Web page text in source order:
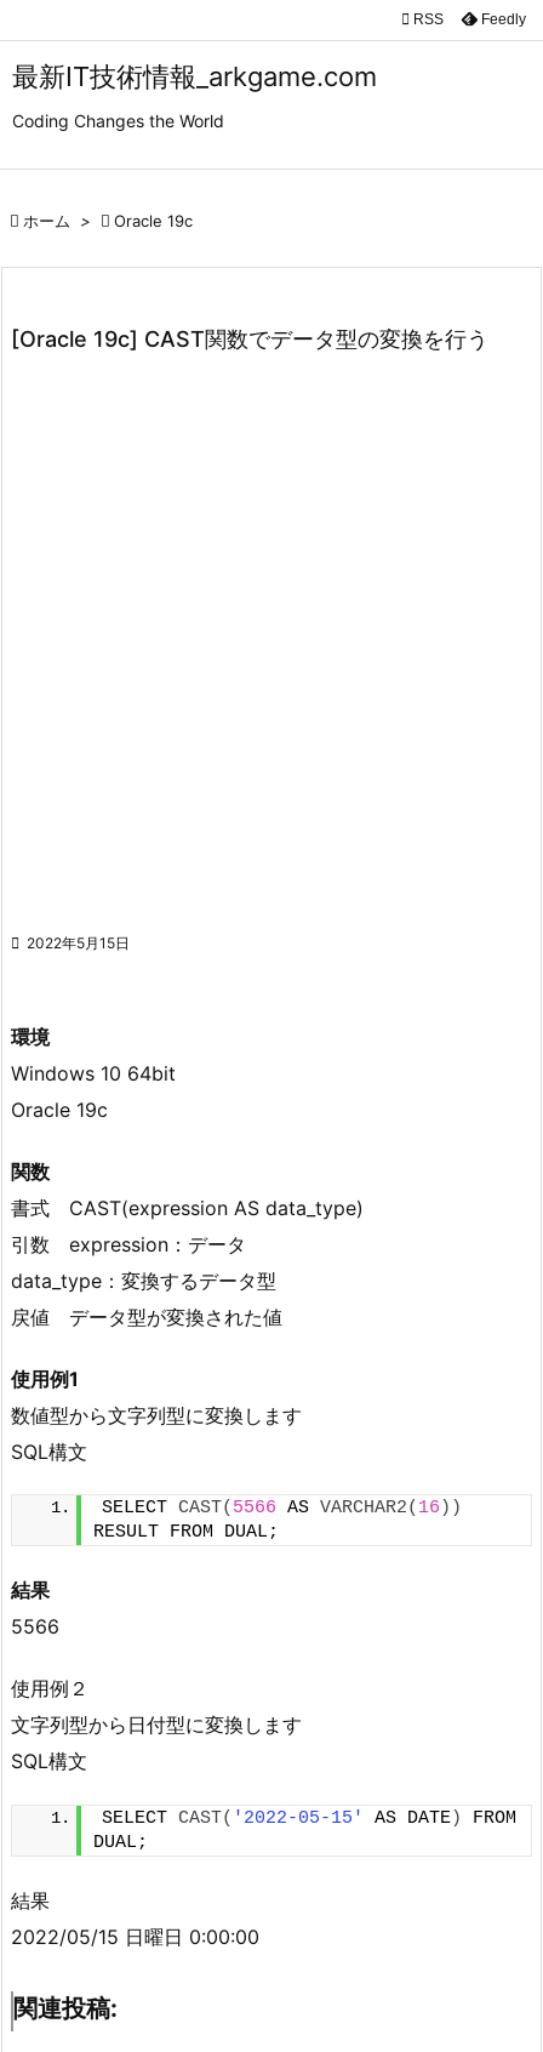
最新IT技術情報_arkgame.com
Coding Changes the World


 RSS Feedly
 ホーム >  Oracle 19c
[Oracle 19c] CAST関数でデータ型の変換を行う
 2022年5月15日
環境
Windows 10 64bit
Oracle 19c
関数
書式 CAST(expression AS data_type)
引数 expression：データ
data_type：変換するデータ型
戻値 データ型が変換された値
使用例1
数値型から文字列型に変換します
SQL構文
SELECT CAST( 5566 AS VARCHAR2( 16 ))
RESULT FROM DUAL;
結果
5566
使用例２
文字列型から日付型に変換します
SQL構文
SELECT CAST( '2022-05-15' AS DATE)
FROM
DUAL;
結果
2022/05/15 日曜日 0:00:00
関連投稿: